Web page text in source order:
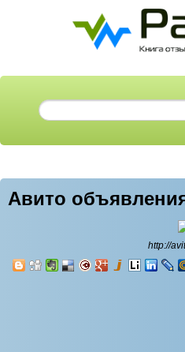
Авито
http://